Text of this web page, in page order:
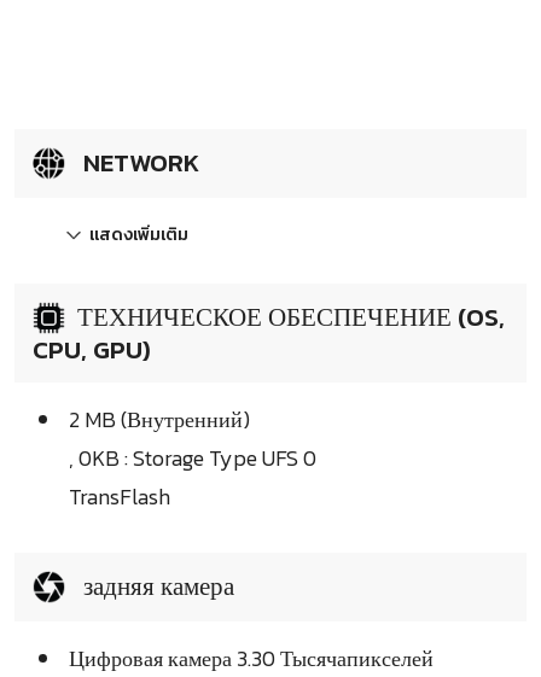
NETWORK
แสดงเพิ่มเติม
ТЕХНИЧЕСКОЕ ОБЕСПЕЧЕНИЕ (OS,
CPU, GPU)
2 MB (Внутренний)
, 0KB : Storage Type UFS 0
TransFlash
задняя камера
Цифровая камера 3.30 Тысячапикселей